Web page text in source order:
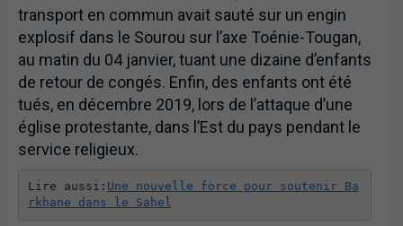
transport en commun avait sauté sur un engin
explosif dans le Sourou sur l’axe Toénie-Tougan,
au matin du 04 janvier, tuant une dizaine d’enfants
de retour de congés. Enfin, des enfants ont été
tués, en décembre 2019, lors de l’attaque d’une
église protestante, dans l’Est du pays pendant le
service religieux.
Lire aussi: Une nouvelle force pour soutenir Ba
rkhane dans le Sahel